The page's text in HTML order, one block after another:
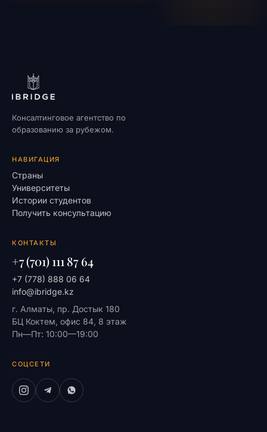
Консалтинговое агентство по
образованию за рубежом.
НАВИГАЦИЯ
Страны
Университеты
Истории студентов
Получить консультацию
КОНТАКТЫ
+7 (701) 111 87 64
+7 (778) 888 06 64
info@ibridge.kz
г. Алматы, пр. Достык 180
БЦ Коктем, офис 84, 8 этаж
Пн—Пт: 10:00—19:00
СОЦСЕТИ